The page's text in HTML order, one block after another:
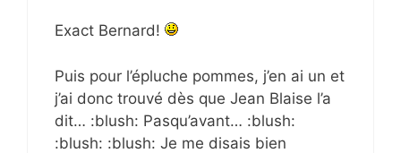
Exact Bernard!
Puis pour l’épluche pommes, j’en ai un et
j’ai donc trouvé dès que Jean Blaise l’a
dit… :blush: Pasqu’avant… :blush:
:blush: :blush: Je me disais bien